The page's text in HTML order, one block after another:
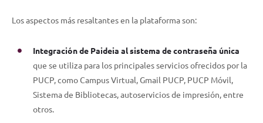
Los aspectos más resaltantes en la plataforma son:
Integración de Paideia al sistema de contraseña única
que se utiliza para los principales servicios ofrecidos por la
PUCP, como Campus Virtual, Gmail PUCP, PUCP Móvil,
Sistema de Bibliotecas, autoservicios de impresión, entre
otros.